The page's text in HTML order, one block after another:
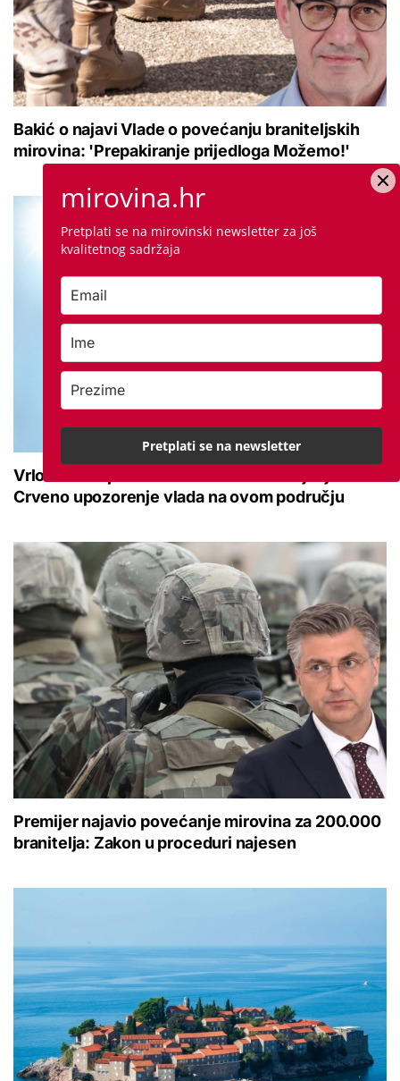
Bakić o najavi Vlade o povećanju braniteljskih
mirovina: 'Prepakiranje prijedloga Možemo!'
Vrlo velika opasnost od vrućine do kraja tjedna:
Crveno upozorenje vlada na ovom području
Premijer najavio povećanje mirovina za 200.000
branitelja: Zakon u proceduri najesen
mirovina.hr
Pretplati se na mirovinski newsletter za još
kvalitetnog sadržaja
Pretplati se na newsletter